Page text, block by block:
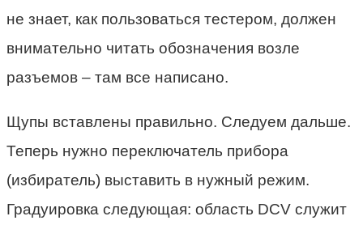
не знает, как пользоваться тестером, должен
внимательно читать обозначения возле
разъемов – там все написано.
Щупы вставлены правильно. Следуем дальше.
Теперь нужно переключатель прибора
(избиратель) выставить в нужный режим.
Градуировка следующая: область DCV служит